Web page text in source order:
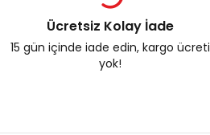
Ücretsiz Kolay İade
15 gün içinde iade edin, kargo ücreti
yok!